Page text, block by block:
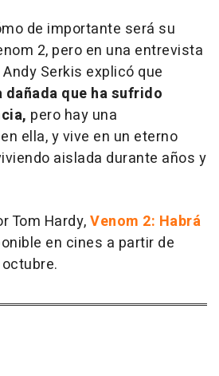
de importante será su
2, pero en una entrevista
Serkis explicó que
dañada que ha sufrido
pero hay una
ella, y vive en un eterno
aislada durante años y
Tom Hardy,Venom 2: Habrá
en cines a partir de